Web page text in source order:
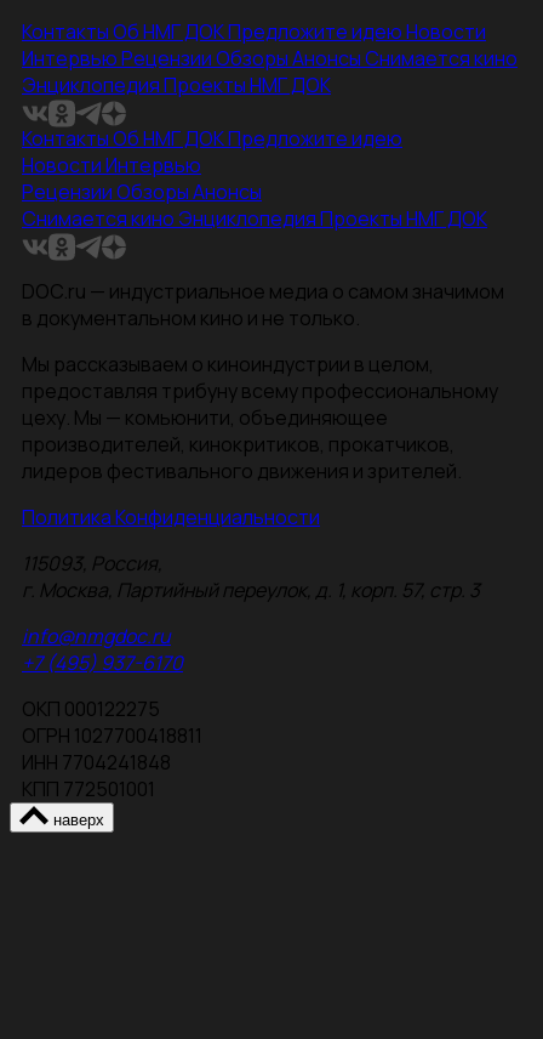
КонтактыОб НМГ ДОКПредложите идеюНовости
ИнтервьюРецензииОбзорыАнонсыСнимается кино
ЭнциклопедияПроекты НМГ ДОК
КонтактыОб НМГ ДОКПредложите идею
НовостиИнтервью
РецензииОбзорыАнонсы
Снимается кино ЭнциклопедияПроекты НМГ ДОК
DOC.ru — индустриальное медиа о самом значимом
в документальном кино и не только.
Мы рассказываем о киноиндустрии в целом,
предоставляя трибуну всему профессиональному
цеху. Мы — комьюнити, объединяющее
производителей, кинокритиков, прокатчиков,
лидеров фестивального движения и зрителей.
Политика Конфиденциальности
115093, Россия,
г. Москва, Партийный переулок, д. 1, корп. 57, стр. 3
info@nmgdoc.ru
+7 (495) 937-6170
ОКП 000122275
ОГРН 1027700418811
ИНН 7704241848
КПП 772501001
наверх